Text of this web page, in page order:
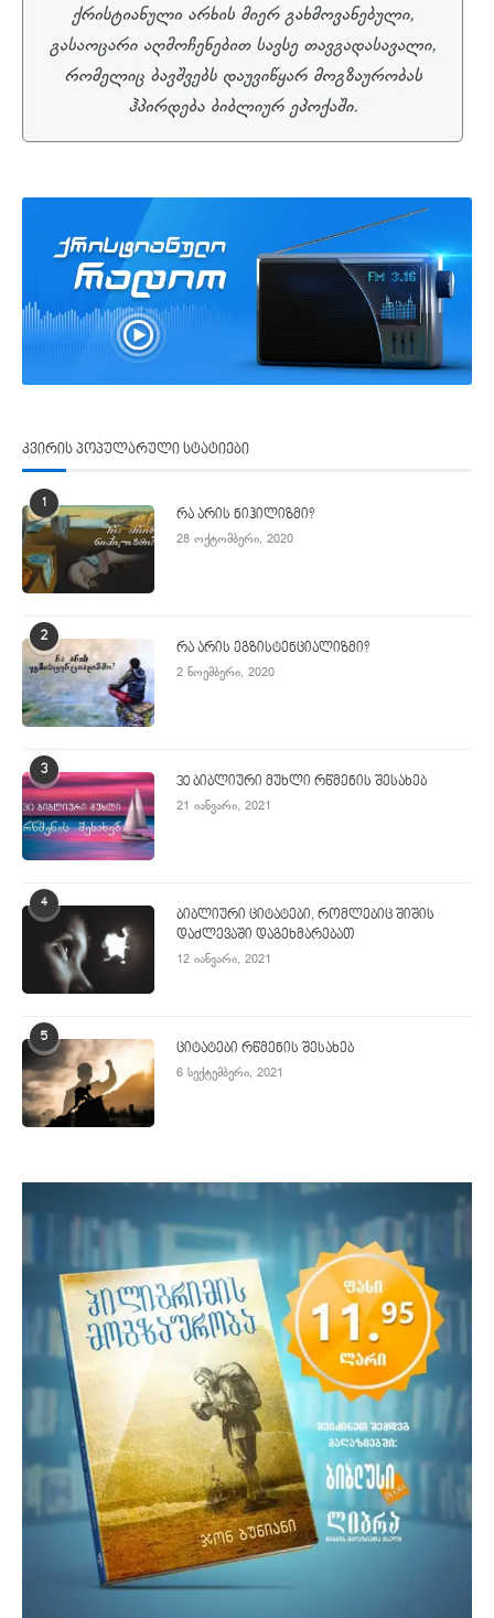
კვირის პოპულარული სტატიები
1
რა არის ნიჰილიზმი?
28 ოქტომბერი, 2020
2
რა არის ეგზისტენციალიზმი?
2 ნოემბერი, 2020
3
30 ბიბლიური მუხლი რწმენის შესახებ
21 იანვარი, 2021
4
ბიბლიური ციტატები, რომლებიც შიშის
დაძლევაში დაგეხმარებათ
12 იანვარი, 2021
5
ციტატები რწმენის შესახებ
6 სექტემბერი, 2021